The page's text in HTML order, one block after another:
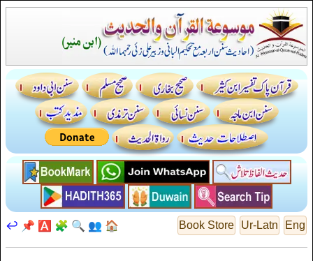
Eng
Ur-Latn
Book Store
🏠
👥
🔍
🧩
🅰️
📌
↩️